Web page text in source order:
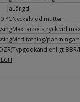
Ja
°C
Längd:
Nyckelvidd mutter:
Max. arbetstryck vid
Med tätning/packningar:
Typgodkänd enligt BBR/